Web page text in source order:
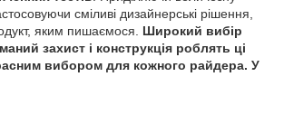
сміливі дизайнерські рішення,
яким пишаємося. Широкий вибір
захист і конструкція роблять ці
вибором для кожного райдера. У